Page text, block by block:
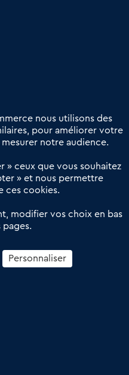
dédié aux transactions
au service du commerce de
nous utilisons des
pour améliorer votre
notre audience.
» ceux que vous souhaitez
» et nous permettre
ces cookies.
modifier vos choix en bas
pages.
Personnaliser